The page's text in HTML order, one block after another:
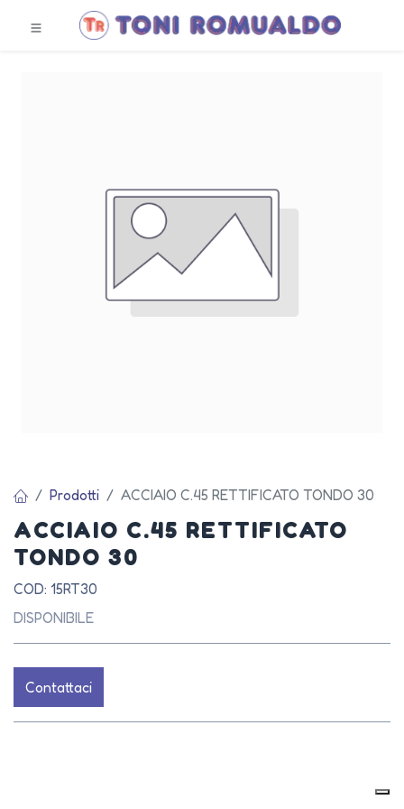
Prodotti ACCIAIO C.45 RETTIFICATO TONDO 30
ACCIAIO C.45 RETTIFICATO
TONDO 30
COD: 15RT30
DISPONIBILE
Contattaci